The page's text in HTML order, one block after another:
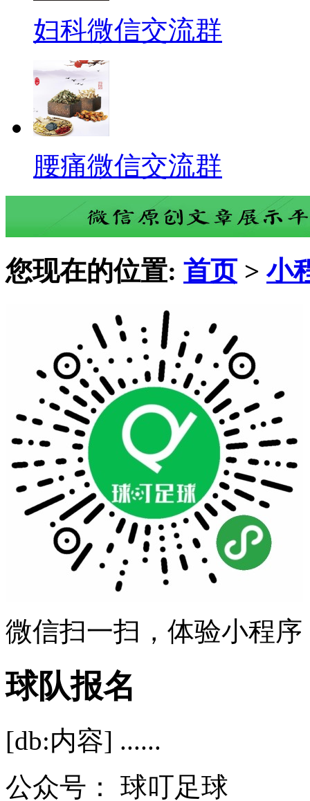
妇科微信交流群
腰痛微信交流群
您现在的位置: 首页 >小
微信扫一扫，体验小程序
球队报名
[db:内容] ......
公众号： 球叮足球